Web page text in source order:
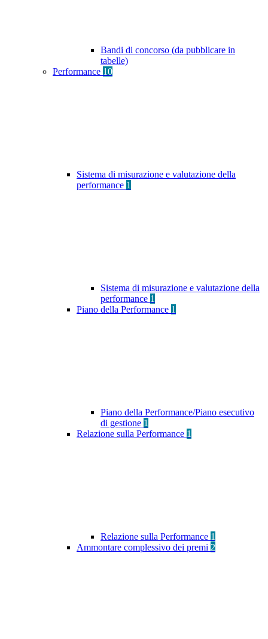
Bandi di concorso (da pubblicare in
tabelle)
Performance 10
Sistema di misurazione e valutazione della
performance 1
Sistema di misurazione e valutazione della
performance 1
Piano della Performance 1
Piano della Performance/Piano esecutivo
di gestione 1
Relazione sulla Performance 1
Relazione sulla Performance 1
Ammontare complessivo dei premi 2